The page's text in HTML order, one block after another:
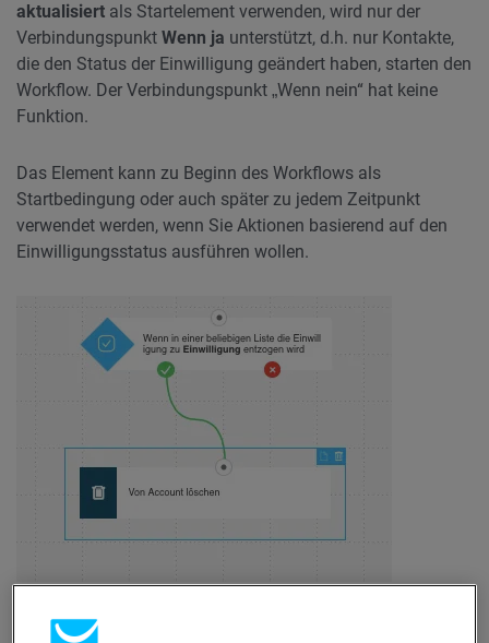
aktualisiert als Startelement verwenden, wird nur der
Verbindungspunkt Wenn ja unterstützt, d.h. nur Kontakte,
die den Status der Einwilligung geändert haben, starten den
Workflow. Der Verbindungspunkt „Wenn nein“ hat keine
Funktion.
Das Element kann zu Beginn des Workflows als
Startbedingung oder auch später zu jedem Zeitpunkt
verwendet werden, wenn Sie Aktionen basierend auf den
Einwilligungsstatus ausführen wollen.
Mit dieser Bedingung können Sie automatisch Kontakte